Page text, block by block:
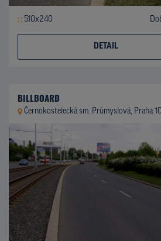
510x240
DETAIL
BILLBOARD
Černokostelecká sm. Průmyslová, Praha 10